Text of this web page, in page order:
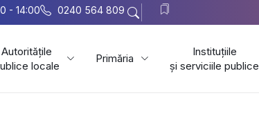
- 14:00 0240 564 809
Autoritățile
locale
Primăria
Instituțiile
și serviciile publice